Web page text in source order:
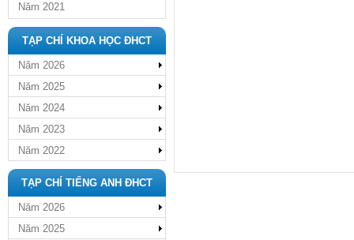
Năm 2021
TẠP CHÍ KHOA HỌC ĐHCT
Năm 2026
Năm 2025
Năm 2024
Năm 2023
Năm 2022
TẠP CHÍ TIẾNG ANH ĐHCT
Năm 2026
Năm 2025